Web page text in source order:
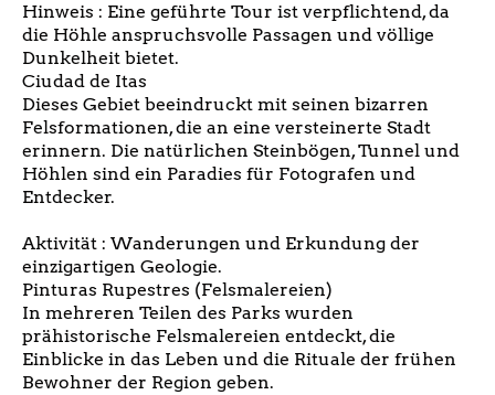
Hinweis : Eine geführte Tour ist verpflichtend, da
die Höhle anspruchsvolle Passagen und völlige
Dunkelheit bietet.
Ciudad de Itas
Dieses Gebiet beeindruckt mit seinen bizarren
Felsformationen, die an eine versteinerte Stadt
erinnern. Die natürlichen Steinbögen, Tunnel und
Höhlen sind ein Paradies für Fotografen und
Entdecker.
Aktivität : Wanderungen und Erkundung der
einzigartigen Geologie.
Pinturas Rupestres (Felsmalereien)
In mehreren Teilen des Parks wurden
prähistorische Felsmalereien entdeckt, die
Einblicke in das Leben und die Rituale der frühen
Bewohner der Region geben.